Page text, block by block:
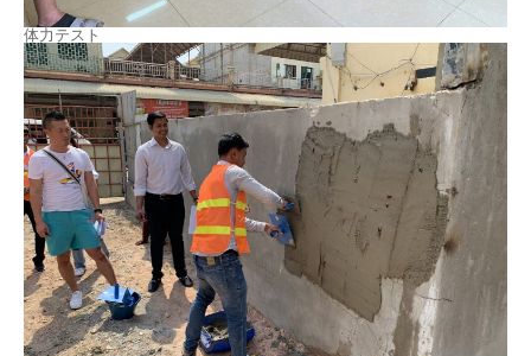
体力テスト